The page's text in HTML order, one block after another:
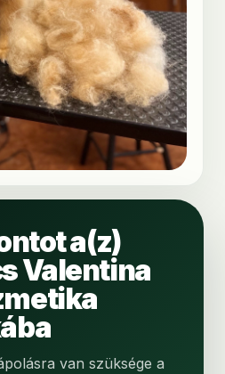
a(z)
Valentina
van szüksége a